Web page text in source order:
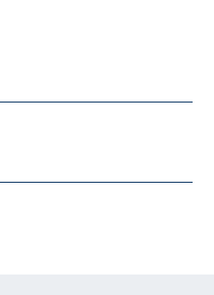
- Sito esterno - Apertura in
Apertura in nuova finestra
il programma di posta
pagina: scelta meno